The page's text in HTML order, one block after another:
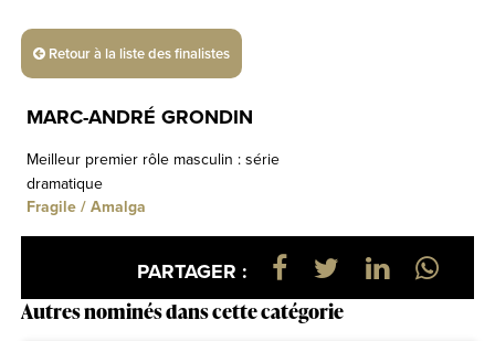
Retour à la liste des finalistes
MARC-ANDRÉ GRONDIN
Meilleur premier rôle masculin : série
dramatique
Fragile / Amalga
PARTAGER :
Autres nominés dans cette catégorie